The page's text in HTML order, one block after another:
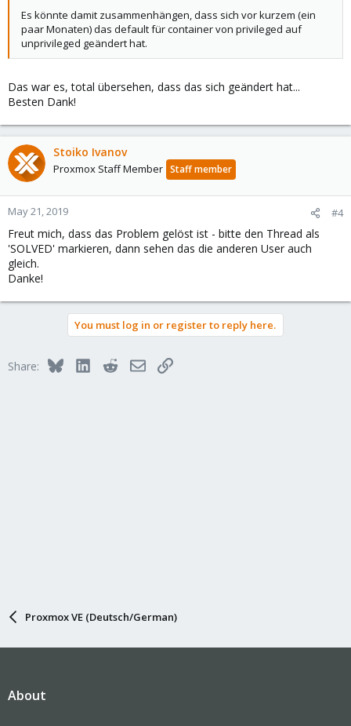
Es könnte damit zusammenhängen, dass sich vor kurzem (ein
paar Monaten) das default für container von privileged auf
unprivileged geändert hat.
Das war es, total übersehen, dass das sich geändert hat...
Besten Dank!
Stoiko Ivanov
Proxmox Staff Member Staff member
May 21, 2019 #4
Freut mich, dass das Problem gelöst ist - bitte den Thread als
'SOLVED' markieren, dann sehen das die anderen User auch
gleich.
Danke!
You must log in or register to reply here.
Share: BlueskyLinkedInRedditEmailLink
Proxmox VE (Deutsch/German)
About